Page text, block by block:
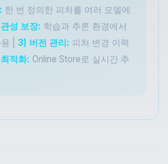
한 번 정의한 피처를 여러 모델에
성 보장: 학습과 추론 환경에서
| 3) 버전 관리: 피처 변경 이력
적화: Online Store로 실시간 추